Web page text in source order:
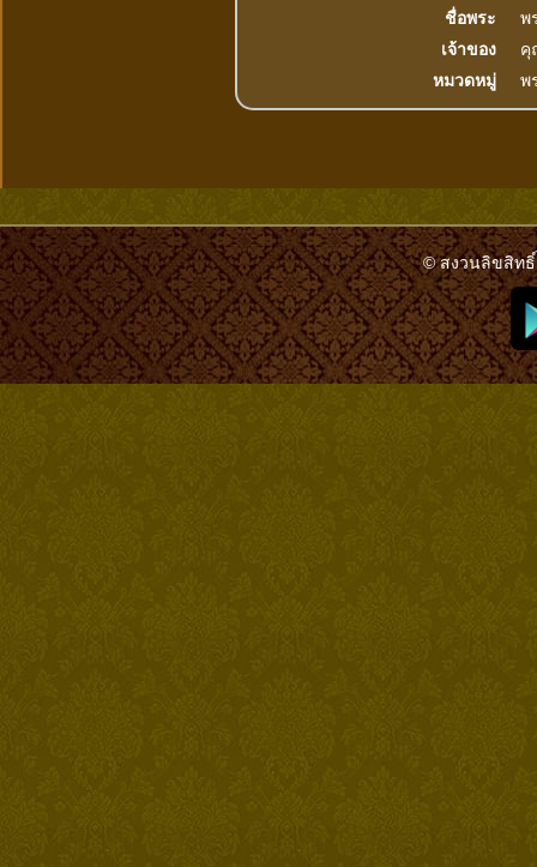
ชื่อพระ
พ
เจ้าของ
คุ
หมวดหมู่
พ
© สงวนลิขสิทธิ์